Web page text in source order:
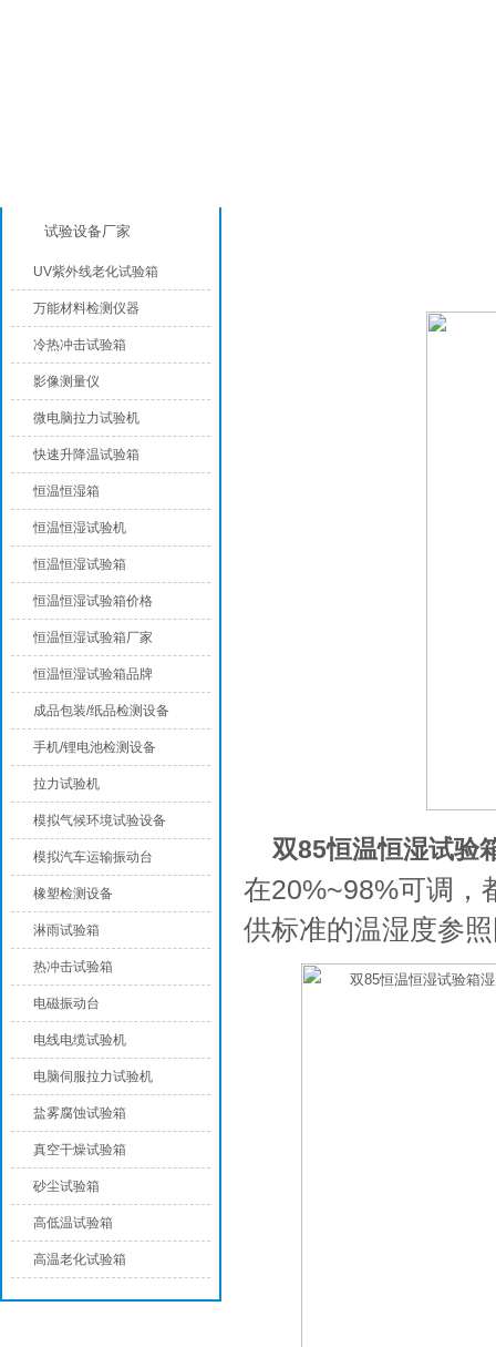
双85恒温恒湿试验
在20%~98%可调，
供标准的温湿度参
试验设备厂家
UV紫外线老化试验箱
万能材料检测仪器
冷热冲击试验箱
影像测量仪
微电脑拉力试验机
快速升降温试验箱
恒温恒湿箱
恒温恒湿试验机
恒温恒湿试验箱
恒温恒湿试验箱价格
恒温恒湿试验箱厂家
恒温恒湿试验箱品牌
成品包装/纸品检测设备
手机/锂电池检测设备
拉力试验机
模拟气候环境试验设备
模拟汽车运输振动台
橡塑检测设备
淋雨试验箱
热冲击试验箱
电磁振动台
电线电缆试验机
电脑伺服拉力试验机
盐雾腐蚀试验箱
真空干燥试验箱
砂尘试验箱
高低温试验箱
高温老化试验箱